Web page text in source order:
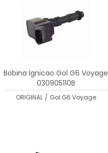
Bobina Ignicao Gol G6 Voyage
030905110B
ORIGINAL / Gol G6 Voyage